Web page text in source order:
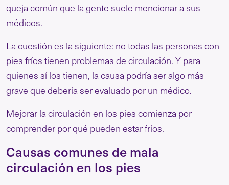
queja común que la gente suele mencionar a sus
médicos.
La cuestión es la siguiente: no todas las personas con
pies fríos tienen problemas de circulación. Y para
quienes sí los tienen, la causa podría ser algo más
grave que debería ser evaluado por un médico.
Mejorar la circulación en los pies comienza por
comprender por qué pueden estar fríos.
Causas comunes de mala
circulación en los pies